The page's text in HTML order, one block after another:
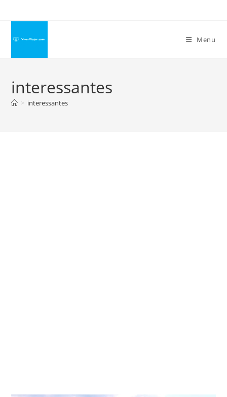
conteúdo
Menu
interessantes
> interessantes